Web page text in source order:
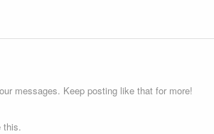
messages. Keep posting like that for more!
this.